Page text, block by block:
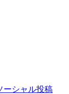
ーシャル投稿